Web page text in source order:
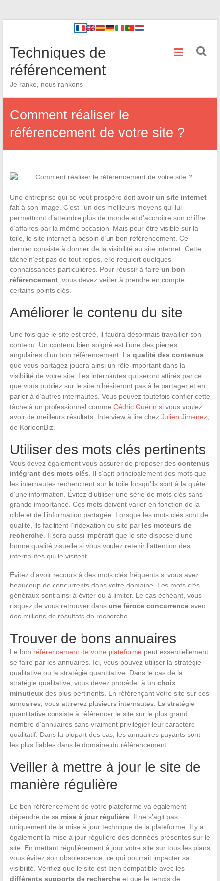
Techniques de
référencement
Je ranke, nous rankons
Comment réaliser le
référencement de votre site ?
Une entreprise qui se veut prospère doit avoir un site internet
fait à son image. C’est l’un des meilleurs moyens qui lui
permettront d’atteindre plus de monde et d’accroitre son chiffre
d’affaires par la même occasion. Mais pour être visible sur la
toile, le site internet a besoin d’un bon référencement. Ce
dernier consiste à donner de la visibilité au site internet. Cette
tâche n’est pas de tout repos, elle requiert quelques
connaissances particulières. Pour réussir à faire un bon
référencement, vous devez veiller à prendre en compte
certains points clés.
Améliorer le contenu du site
Une fois que le site est créé, il faudra désormais travailler son
contenu. Un contenu bien soigné est l’une des pierres
angulaires d’un bon référencement. La qualité des contenus
que vous partagez jouera ainsi un rôle important dans la
visibilité de votre site. Les internautes qui seront attirés par ce
que vous publiez sur le site n’hésiteront pas à le partager et en
parler à d’autres internautes. Vous pouvez toutefois confier cette
tâche à un professionnel comme Cédric Guérin si vous voulez
avoir de meilleurs résultats. Interview à lire chez Julien Jimenez,
de KorleonBiz.
Utiliser des mots clés pertinents
Vous devez également vous assurer de proposer des contenus
intégrant des mots clés . Il s’agit principalement des mots que
les internautes recherchent sur la toile lorsqu’ils sont à la quête
d’une information. Évitez d’utiliser une série de mots clés sans
grande importance. Ces mots doivent varier en fonction de la
cible et de l’information partagée. Lorsque les mots clés sont de
qualité, ils facilitent l’indexation du site par les moteurs de
recherche. Il sera aussi impératif que le site dispose d’une
bonne qualité visuelle si vous voulez retenir l’attention des
internautes qui le visitent.
Évitez d’avoir recours à des mots clés fréquents si vous avez
beaucoup de concurrents dans votre domaine. Les mots clés
généraux sont ainsi à éviter ou à limiter. Le cas échéant, vous
risquez de vous retrouver dans une féroce concurrenceavec
des millions de résultats de recherche.
Trouver de bons annuaires
Le bon référencement de votre plateforme peut essentiellement
se faire par les annuaires. Ici, vous pouvez utiliser la stratégie
qualitative ou la stratégie quantitative. Dans le cas de la
stratégie qualitative, vous devez procéder à un choix
minutieuxdes plus pertinents. En référençant votre site sur ces
annuaires, vous attirerez plusieurs internautes. La stratégie
quantitative consiste à référencer le site sur le plus grand
nombre d’annuaires sans vraiment privilégier leur caractère
qualitatif. Dans la plupart des cas, les annuaires payants sont
les plus fiables dans le domaine du référencement.
Veiller à mettre à jour le site de
manière régulière
Le bon référencement de votre plateforme va également
dépendre de sa mise à jour régulière. Il ne s’agit pas
uniquement de la mise à jour technique de la plateforme. Il y a
également la mise à jour régulière des données présentes sur le
site. En mettant régulièrement à jour votre site sur tous les plans
vous évitez son obsolescence, ce qui pourrait impacter sa
visibilité. Vérifiez que le site est bien compatible avec les
différents supports de rechercheet que le temps de